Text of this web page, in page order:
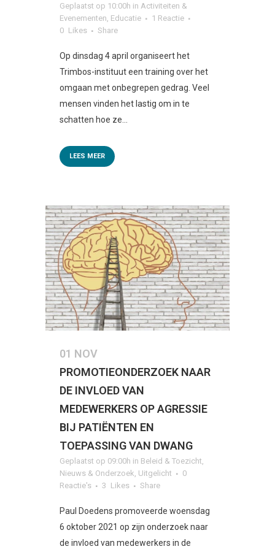
Geplaatst op 10:00h in Activiteiten &
Evenementen Educatie
1 Reactie
0 Likes Share
Op dinsdag 4 april organiseert het
Trimbos-instituut een training over het
omgaan met onbegrepen gedrag. Veel
mensen vinden het lastig om in te
schatten hoe ze...
LEES MEER
01 NOV
PROMOTIEONDERZOEK NAAR
DE INVLOED VAN
MEDEWERKERS OP AGRESSIE
BIJ PATIËNTEN EN
TOEPASSING VAN DWANG
Geplaatst op 09:00h in Beleid & Toezicht,
Nieuws & Onderzoek, Uitgelicht
0
Reactie's
3 Likes Share
Paul Doedens promoveerde woensdag
6 oktober 2021 op zijn onderzoek naar
de invloed van medewerkers in de